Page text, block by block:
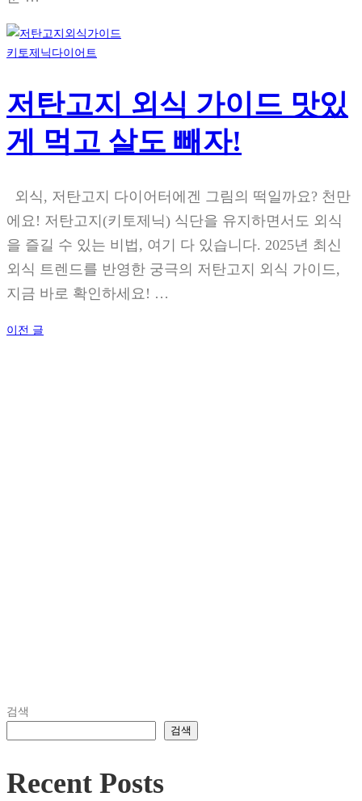
키토제닉다이어트
저탄고지 외식 가이드 맛있
게 먹고 살도 빼자!
외식, 저탄고지 다이어터에겐 그림의 떡일까요? 천만
에요! 저탄고지(키토제닉) 식단을 유지하면서도 외식
을 즐길 수 있는 비법, 여기 다 있습니다. 2025년 최신
외식 트렌드를 반영한 궁극의 저탄고지 외식 가이드,
지금 바로 확인하세요! …
글
이전 글
검색
검색
Recent Posts